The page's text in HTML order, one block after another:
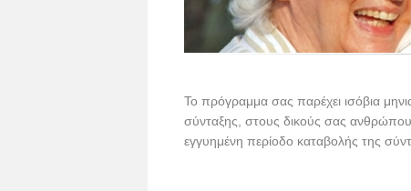
Το πρόγραμμα σας παρέχει ισόβια
σύνταξης, στους δικούς σας
εγγυημένη περίοδο καταβολής της